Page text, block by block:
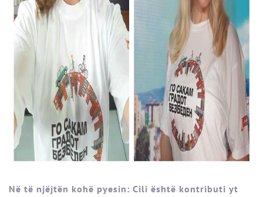
Në të njëjtën kohë pyesin: Cili është kontributi yt